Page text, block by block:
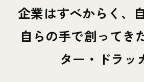
企業はすべからく、
自らの手で創って
ター・ドラッ